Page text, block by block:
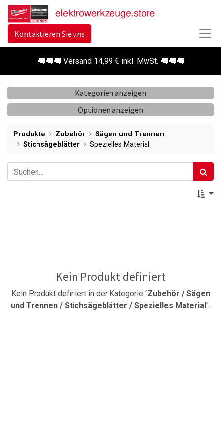
Kontaktieren Sie uns
🚚🚚🚚 Versand 14,99 € inkl. MwSt. 🚚🚚🚚
Kategorien anzeigen
Optionen anzeigen
Produkte Zubehör
Sägen und Trennen
Stichsägeblätter
Spezielles Material
Kein Produkt definiert
Kein Produkt definiert in der Kategorie "Zubehör / Sägen
und Trennen / Stichsägeblätter / Spezielles Material ".